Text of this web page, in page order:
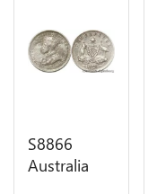
S8866
Australia